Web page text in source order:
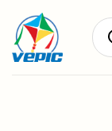
content
Tìm